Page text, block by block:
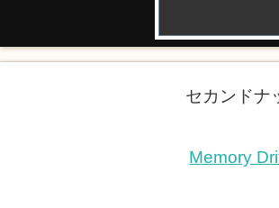
セカンドナ
Memory